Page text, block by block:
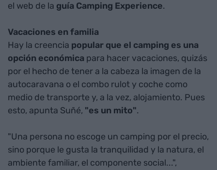
el web de la guía Camping Experience.
Vacaciones en familia
Hay la creencia popular que el camping es una
opción económica para hacer vacaciones, quizás
por el hecho de tener a la cabeza la imagen de la
autocaravana o el combo rulot y coche como
medio de transporte y, a la vez, alojamiento. Pues
esto, apunta Suñé, "es un mito".
"Una persona no escoge un camping por el precio,
sino porque le gusta la tranquilidad y la natura, el
ambiente familiar, el componente social...",